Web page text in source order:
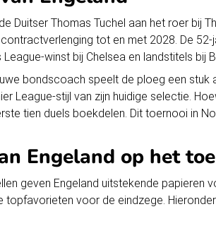
Duitser Thomas Tuchel aan het roer bij
tot en met 2028. De
League-winst bij Chelsea en landstitels
bondscoach speelt de ploeg een
League-stijl van zijn huidige selectie.
tien duels boekdelen. Dit toernooi in
Engeland op het
geven Engeland uitstekende
voor de eindzege.